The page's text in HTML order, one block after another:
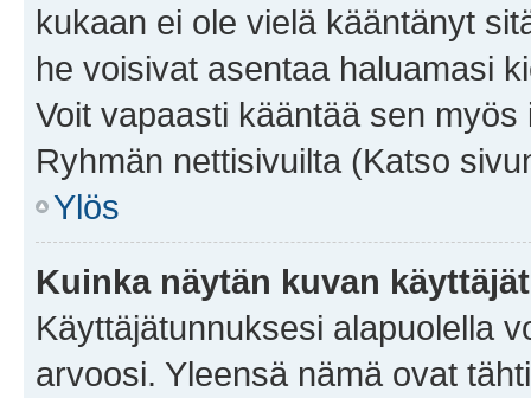
kukaan ei ole vielä kääntänyt
he voisivat asentaa haluamasi
Voit vapaasti kääntää sen
Ryhmän nettisivuilta (Katso
Ylös
Kuinka näytän kuvan
Käyttäjätunnuksesi alapuolella
arvoosi. Yleensä nämä ovat